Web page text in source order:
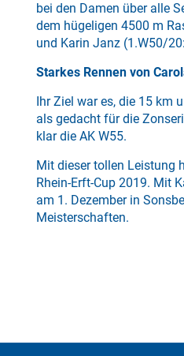
bei den Damen über alle
dem hügeligen 4500 m
und Karin Janz (1.W50/
Starkes Rennen von
Ihr Ziel war es, die 15 km
als gedacht für die
klar die AK W55.
Mit dieser tollen Leistung
Rhein-Erft-Cup 2019. Mit
am 1. Dezember in
Meisterschaften.